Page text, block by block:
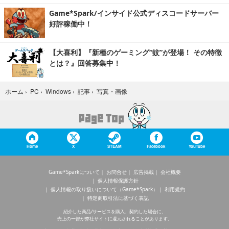
Game*Spark/インサイド公式ディスコードサーバー
好評稼働中！
【大喜利】『新種のゲーミング“蚊”が登場！ その特徴
とは？』回答募集中！
ホーム › PC › Windows › 記事 › 写真・画像
Home X STEAM Facebook YouTube
Game*Sparkについて お問合せ 広告掲載
会社概要
個人情報保護方針
個人情報の取り扱いについて（Game*Spark）
利用規約
特定商取引法に基づく表記
紹介した商品/サービスを購入、契約した場合に、
売上の一部が弊社サイトに還元されることがあります。